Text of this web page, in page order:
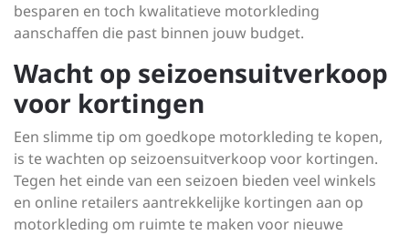
besparen en toch kwalitatieve motorkleding
aanschaffen die past binnen jouw budget.
Wacht op seizoensuitverkoop
voor kortingen
Een slimme tip om goedkope motorkleding te kopen,
is te wachten op seizoensuitverkoop voor kortingen.
Tegen het einde van een seizoen bieden veel winkels
en online retailers aantrekkelijke kortingen aan op
motorkleding om ruimte te maken voor nieuwe